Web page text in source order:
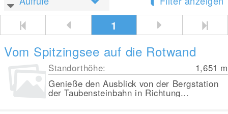
1
Vom Spitzingsee auf die Rotwand
Standorthöhe: 1,651 m
Genieße den Ausblick von der Bergstation
der Taubensteinbahn in Richtung...